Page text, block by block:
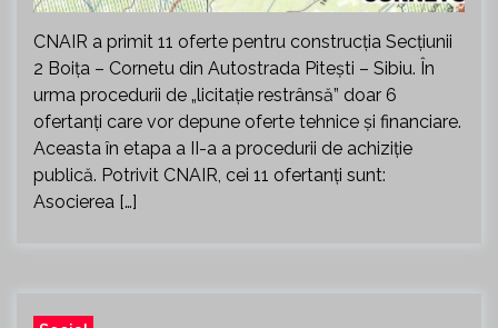
CNAIR a primit 11 oferte pentru construcţia Secţiunii
2 Boiţa – Cornetu din Autostrada Pitești – Sibiu. În
urma procedurii de „licitaţie restrânsă” doar 6
ofertanţi care vor depune oferte tehnice şi financiare.
Aceasta în etapa a II-a a procedurii de achiziţie
publică. Potrivit CNAIR, cei 11 ofertanţi sunt:
Asocierea […]